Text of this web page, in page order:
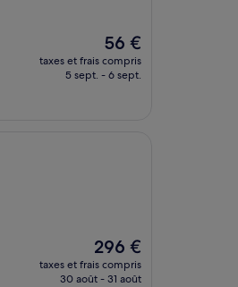
Le
nouveau
prix
56 €
taxes et frais compris
5 sept. - 6 sept.
Le
nouveau
prix
296 €
taxes et frais compris
30 août - 31 août